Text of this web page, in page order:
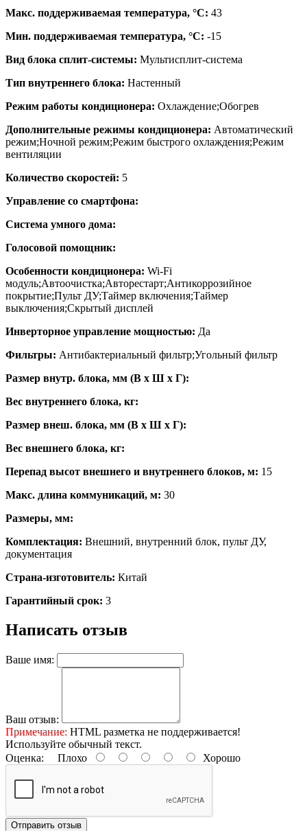
Макс. поддерживаемая температура, °C: 43
Мин. поддерживаемая температура, °C: -15
Вид блока сплит-системы: Мультисплит-система
Тип внутреннего блока: Настенный
Режим работы кондиционера: Охлаждение;Обогрев
Дополнительные режимы кондиционера: Автоматический
режим;Ночной режим;Режим быстрого охлаждения;Режим
вентиляции
Количество скоростей: 5
Управление со смартфона:
Система умного дома:
Голосовой помощник:
Особенности кондиционера: Wi-Fi
модуль;Автоочистка;Авторестарт;Антикоррозийное
покрытие;Пульт ДУ;Таймер включения;Таймер
выключения;Скрытый дисплей
Инверторное управление мощностью: Да
Фильтры: Антибактериальный фильтр;Угольный фильтр
Размер внутр. блока, мм (В x Ш x Г):
Вес внутреннего блока, кг:
Размер внеш. блока, мм (В x Ш x Г):
Вес внешнего блока, кг:
Перепад высот внешнего и внутреннего блоков, м: 15
Макс. длина коммуникаций, м: 30
Размеры, мм:
Комплектация: Внешний, внутренний блок, пульт ДУ,
документация
Страна-изготовитель: Китай
Гарантийный срок: 3
Написать отзыв
Ваше имя:
Ваш отзыв:
Примечание: HTML разметка не поддерживается!
Используйте обычный текст.
Оценка: Плохо Хорошо
Отправить отзыв